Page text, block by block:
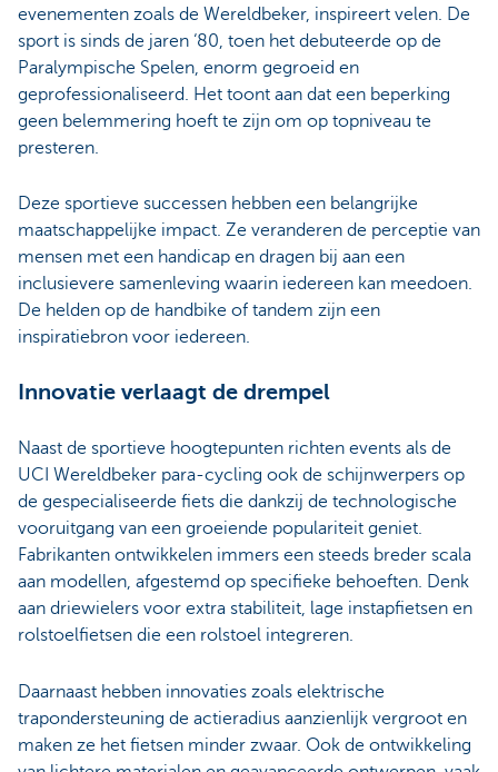
evenementen zoals de Wereldbeker, inspireert velen. De
sport is sinds de jaren ‘80, toen het debuteerde op de
Paralympische Spelen, enorm gegroeid en
geprofessionaliseerd. Het toont aan dat een beperking
geen belemmering hoeft te zijn om op topniveau te
presteren.
Deze sportieve successen hebben een belangrijke
maatschappelijke impact. Ze veranderen de perceptie van
mensen met een handicap en dragen bij aan een
inclusievere samenleving waarin iedereen kan meedoen.
De helden op de handbike of tandem zijn een
inspiratiebron voor iedereen.
Innovatie verlaagt de drempel
Naast de sportieve hoogtepunten richten events als de
UCI Wereldbeker para-cycling ook de schijnwerpers op
de gespecialiseerde fiets die dankzij de technologische
vooruitgang van een groeiende populariteit geniet.
Fabrikanten ontwikkelen immers een steeds breder scala
aan modellen, afgestemd op specifieke behoeften. Denk
aan driewielers voor extra stabiliteit, lage instapfietsen en
rolstoelfietsen die een rolstoel integreren.
Daarnaast hebben innovaties zoals elektrische
trapondersteuning de actieradius aanzienlijk vergroot en
maken ze het fietsen minder zwaar. Ook de ontwikkeling